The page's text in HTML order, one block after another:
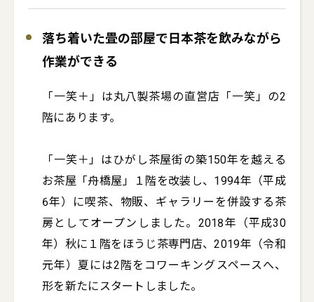
落ち着いた畳の部屋で日本茶を飲みながら
作業ができる
「一笑＋」は丸八製茶場の直営店「一笑」の2
階にあります。
「一笑＋」はひがし茶屋街の築150年を越える
お茶屋「舟橋屋」１階を改装し、1994年（平成
6年）に喫茶、物販、ギャラリーを併設する茶
房としてオープンしました。2018年（平成30
年）秋に１階をほうじ茶専門店、2019年（令和
元年）夏には2階をコワーキングスペースへ、
形を新たにスタートしました。